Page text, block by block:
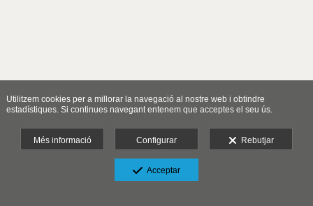
Utilitzem cookies per a millorar la navegació al nostre web i obtindre
estadístiques. Si continues navegant entenem que acceptes el seu ús.
Més informació Configurar Rebutjar
Acceptar